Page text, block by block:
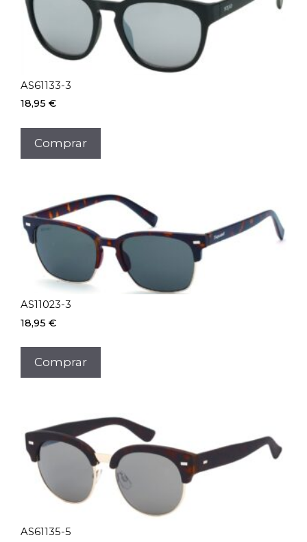
AS61133-3
18,95 €
Comprar
AS11023-3
18,95 €
Comprar
AS61135-5